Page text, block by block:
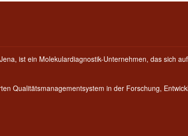
ist ein Molekulardiagnostik-Unternehmen, das sich
Qualitätsmanagementsystem in der Forschung,